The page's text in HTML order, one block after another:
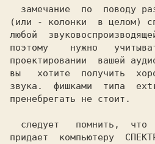
(или - колонки  в целом)
любой
поэтому    нужно
проектировании  вашей
вы   хотите  получить
звука.  фишками  типа
пренебрегать
придает  компьютеру